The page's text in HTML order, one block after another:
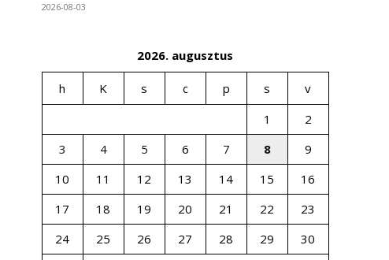
2026-08-03
2026. augusztus
h K s c p s
v
1
2
3
4 5 6 7 8
9
10
11 12 13 14 15
16
17
18 19 20 21 22
23
24
25 26 27 28 29
30